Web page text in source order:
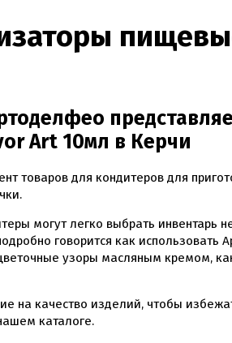
Art 10мл в Керчи
товаров для кондитеров для
могут легко выбрать инвентарь
говорится как
узоры масляным кремом,
на качество изделий, чтобы
каталоге.